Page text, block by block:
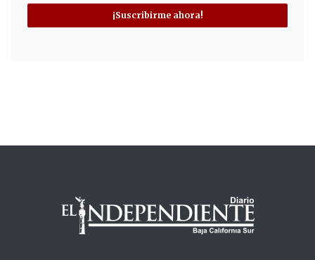
¡Suscribirme ahora!